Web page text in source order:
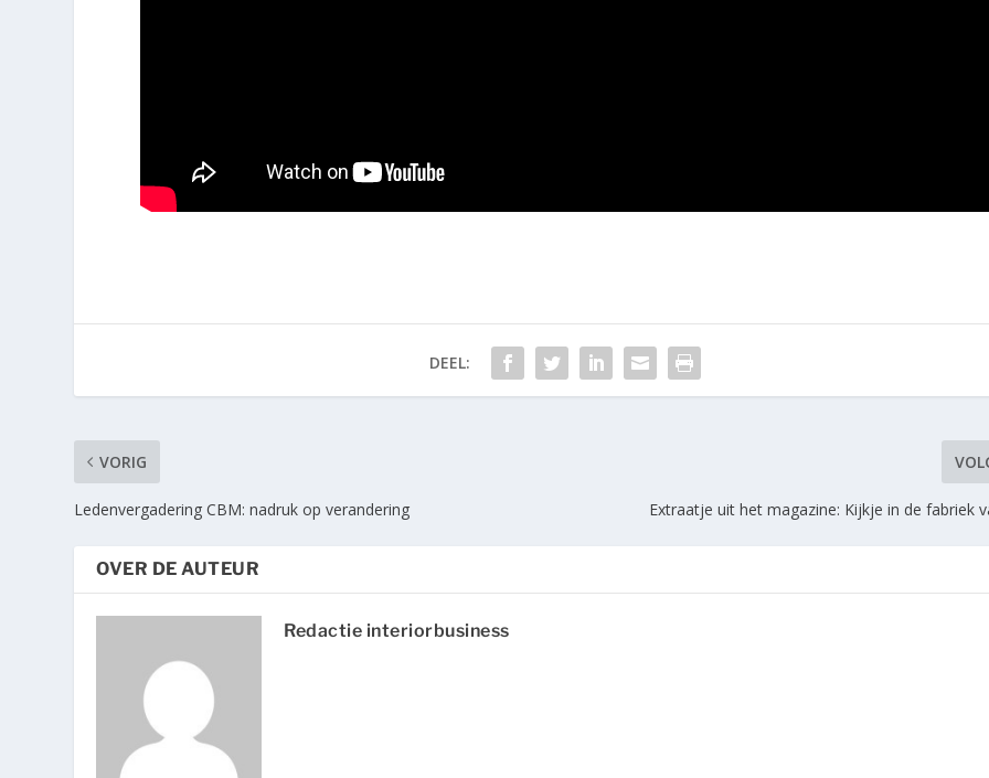
DEEL:
VORIG
Ledenvergadering CBM: nadruk op verandering Extraatje uit het magazine: Kijkje in de fabriek
OVER DE AUTEUR
Redactie interiorbusiness